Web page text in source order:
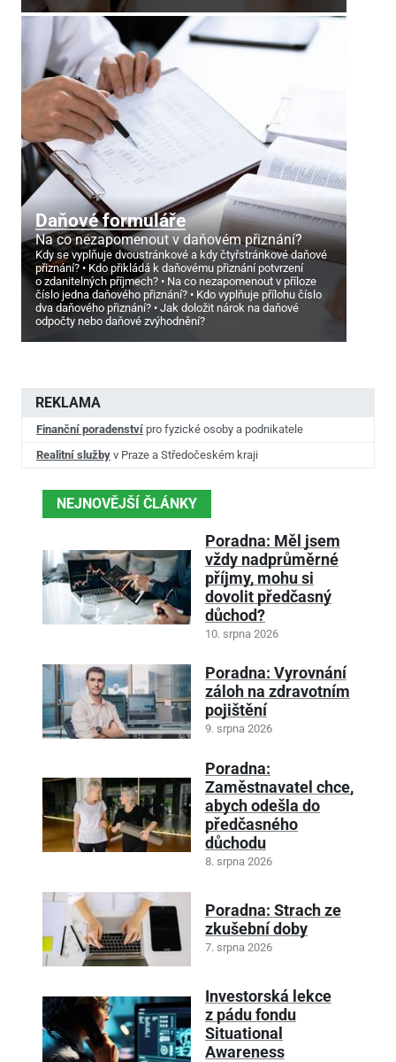
Daňové formuláře
Na co nezapomenout v daňovém přiznání?
Kdy se vyplňuje dvoustránkové a kdy čtyřstránkové daňové
přiznání?
Kdo přikládá k daňovému přiznání potvrzení
o zdanitelných příjmech?
Na co nezapomenout v příloze
číslo jedna daňového přiznání?
Kdo vyplňuje přílohu číslo
dva daňového přiznání?
Jak doložit nárok na daňové
odpočty nebo daňové zvýhodnění?
REKLAMA
Finanční poradenství pro fyzické osoby a podnikatele
Realitní služby v Praze a Středočeském kraji
NEJNOVĚJŠÍ ČLÁNKY
Poradna: Měl jsem
vždy nadprůměrné
příjmy, mohu si
dovolit předčasný
důchod?
10. srpna 2026
Poradna: Vyrovnání
záloh na zdravotním
pojištění
9. srpna 2026
Poradna:
Zaměstnavatel chce,
abych odešla do
předčasného
důchodu
8. srpna 2026
Poradna: Strach ze
zkušební doby
7. srpna 2026
Investorská lekce
z pádu fondu
Situational
Awareness